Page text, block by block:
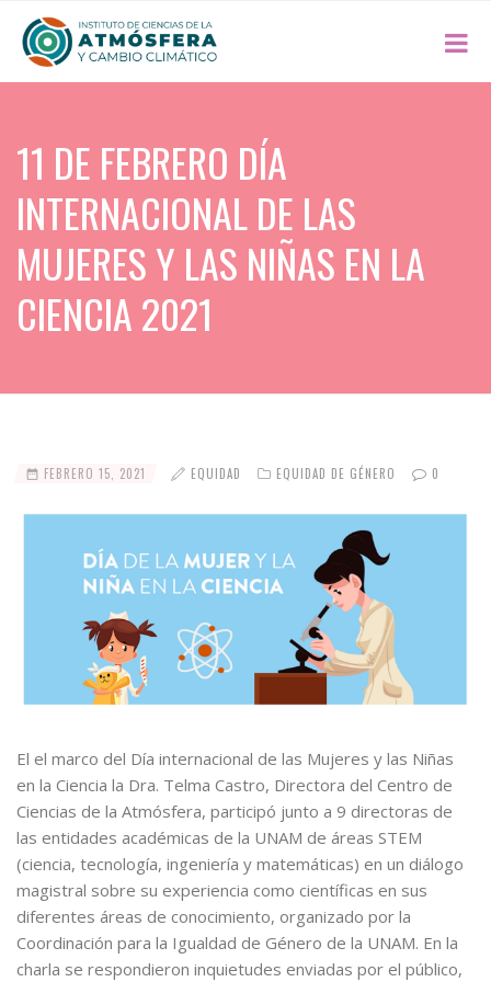
11 DE FEBRERO DÍA
INTERNACIONAL DE LAS
MUJERES Y LAS NIÑAS EN LA
CIENCIA 2021
FEBRERO 15, 2021 EQUIDAD EQUIDAD DE GÉNERO 0
El el marco del Día internacional de las Mujeres y las Niñas
en la Ciencia la Dra. Telma Castro, Directora del Centro de
Ciencias de la Atmósfera, participó junto a 9 directoras de
las entidades académicas de la UNAM de áreas STEM
(ciencia, tecnología, ingeniería y matemáticas) en un diálogo
magistral sobre su experiencia como científicas en sus
diferentes áreas de conocimiento, organizado por la
Coordinación para la Igualdad de Género de la UNAM. En la
charla se respondieron inquietudes enviadas por el público,